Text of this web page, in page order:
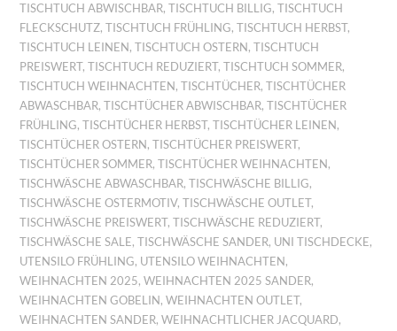
TISCHTUCH ABWISCHBAR,TISCHTUCH BILLIG,TISCHTUCH
FLECKSCHUTZ,TISCHTUCH FRÜHLING,TISCHTUCH HERBST,
TISCHTUCH LEINEN,TISCHTUCH OSTERN,TISCHTUCH
PREISWERT,TISCHTUCH REDUZIERT,TISCHTUCH SOMMER,
TISCHTUCH WEIHNACHTEN,TISCHTÜCHER,TISCHTÜCHER
ABWASCHBAR,TISCHTÜCHER ABWISCHBAR,TISCHTÜCHER
FRÜHLING,TISCHTÜCHER HERBST,TISCHTÜCHER LEINEN,
TISCHTÜCHER OSTERN,TISCHTÜCHER PREISWERT,
TISCHTÜCHER SOMMER,TISCHTÜCHER WEIHNACHTEN,
TISCHWÄSCHE ABWASCHBAR,TISCHWÄSCHE BILLIG,
TISCHWÄSCHE OSTERMOTIV,TISCHWÄSCHE OUTLET,
TISCHWÄSCHE PREISWERT,TISCHWÄSCHE REDUZIERT,
TISCHWÄSCHE SALE,TISCHWÄSCHE SANDER, UNI TISCHDECKE,
UTENSILO FRÜHLING, UTENSILO WEIHNACHTEN,
WEIHNACHTEN 2025,WEIHNACHTEN 2025 SANDER,
WEIHNACHTEN GOBELIN,WEIHNACHTEN OUTLET,
WEIHNACHTEN SANDER,WEIHNACHTLICHER JACQUARD,